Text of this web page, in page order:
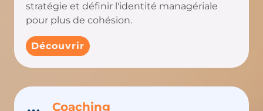
stratégie et définir l'identité managériale
pour plus de cohésion.
Découvrir
Coaching